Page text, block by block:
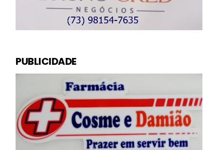
PUBLICIDADE